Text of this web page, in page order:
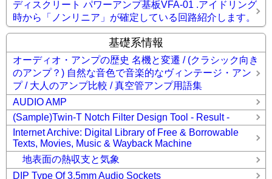
ディスクリート パワーアンプ基板VFA-01 .アイドリング
時から「ノンリニア」が確定している回路紹介します。
基礎系情報
オーディオ・アンプの歴史 名機と変遷 / (クラシック向き
のアンプ？) 自然な音色で音楽的なヴィンテージ・アン
プ / 大人のアンプ比較 / 真空管アンプ用語集
AUDIO AMP
(Sample)Twin-T Notch Filter Design Tool - Result -
Internet Archive: Digital Library of Free & Borrowable
Texts, Movies, Music & Wayback Machine
地表面の熱収支と気象
DIP Type Of 3.5mm Audio Sockets